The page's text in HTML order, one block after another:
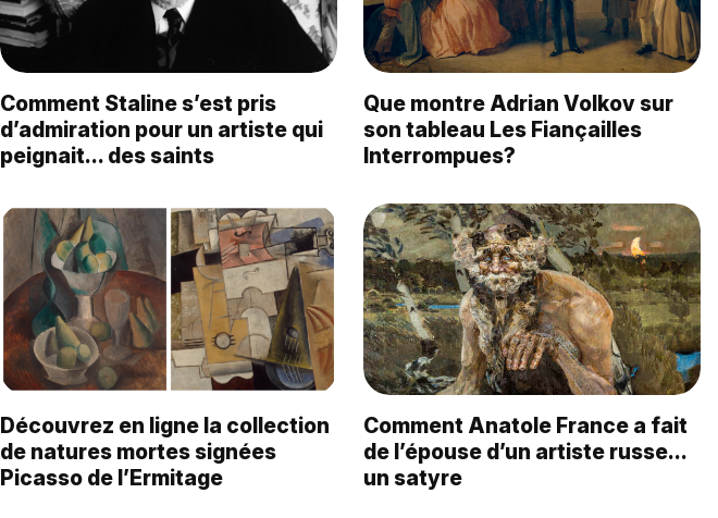
Comment Staline s’est pris
d’admiration pour un artiste qui
peignait… des saints
Que montre Adrian Volkov sur
son tableau Les Fiançailles
Interrompues?
Découvrez en ligne la collection
de natures mortes signées
Picasso de l’Ermitage
Comment Anatole France a fait
de l’épouse d’un artiste russe…
un satyre